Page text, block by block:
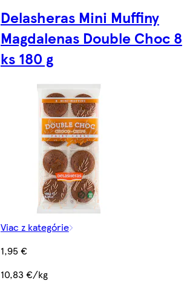
Delasheras Mini Muffiny
Magdalenas Double Choc 8
ks 180 g
Viac z kategórie
1,95 €
10,83 €/kg